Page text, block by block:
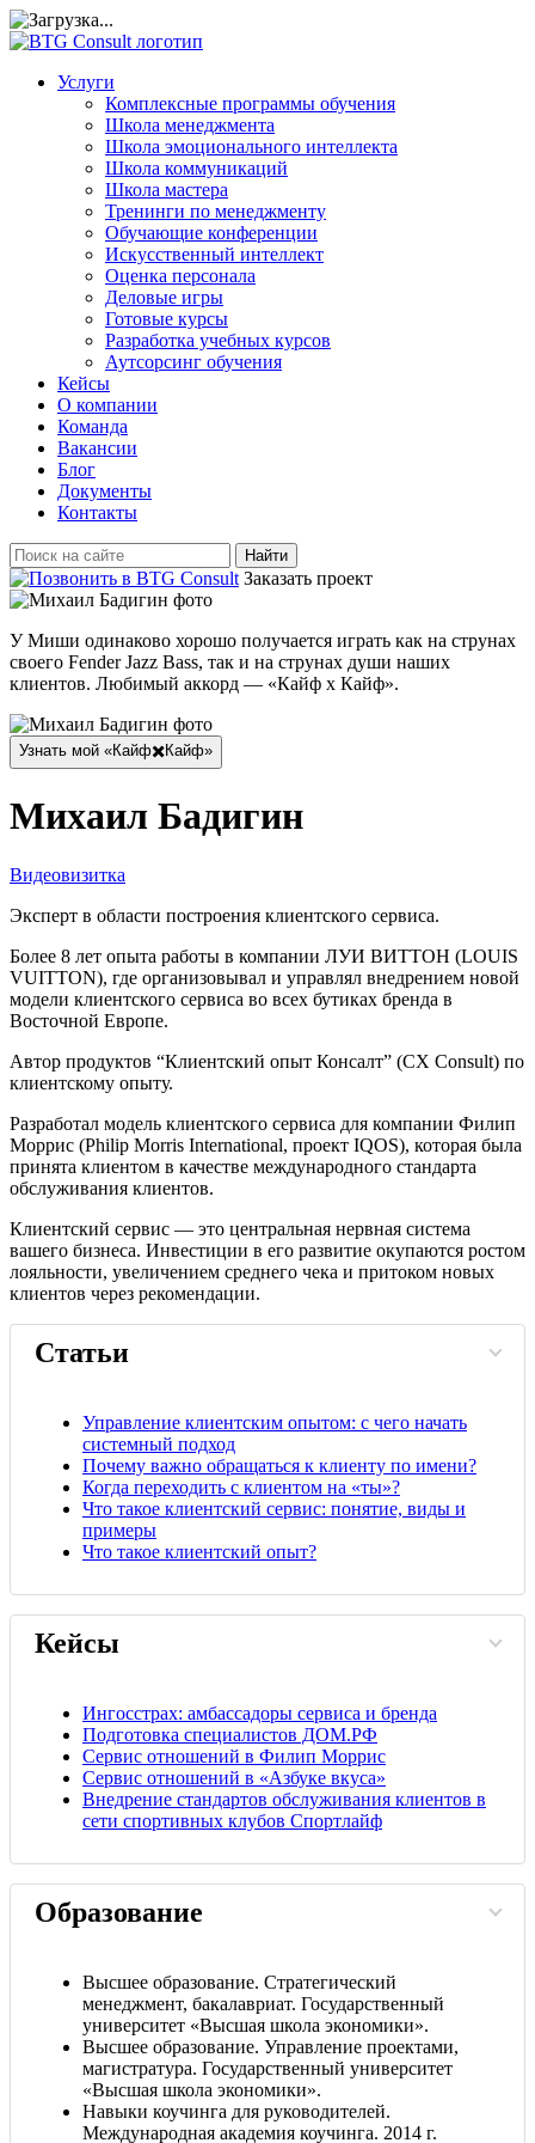
Услуги
Комплексные программы обучения
Школа менеджмента
Школа эмоционального интеллекта
Школа коммуникаций
Школа мастера
Тренинги по менеджменту
Обучающие конференции
Искусственный интеллект
Оценка персонала
Деловые игры
Готовые курсы
Разработка учебных курсов
Аутсорсинг обучения
Кейсы
О компании
Команда
Вакансии
Блог
Документы
Контакты
Найти:
Заказать проект
У Миши одинаково хорошо получается играть как на струнах
своего Fender Jazz Bass, так и на струнах души наших
клиентов. Любимый аккорд — «Кайф x Кайф».
Узнать мой «Кайф✖️Кайф»
Михаил Бадигин
Видеовизитка
Эксперт в области построения клиентского сервиса.
Более 8 лет опыта работы в компании ЛУИ ВИТТОН (LOUIS
VUITTON), где организовывал и управлял внедрением новой
модели клиентского сервиса во всех бутиках бренда в
Восточной Европе.
Автор продуктов “Клиентский опыт Консалт” (СХ Consult) по
клиентскому опыту.
Разработал модель клиентского сервиса для компании Филип
Моррис (Philip Morris International, проект IQOS), которая была
принята клиентом в качестве международного стандарта
обслуживания клиентов.
Клиентский сервис — это центральная нервная система
вашего бизнеса. Инвестиции в его развитие окупаются ростом
лояльности, увеличением среднего чека и притоком новых
клиентов через рекомендации.
Статьи
Управление клиентским опытом: с чего начать
системный подход
Почему важно обращаться к клиенту по имени?
Когда переходить с клиентом на «ты»?
Что такое клиентский сервис: понятие, виды и
примеры
Что такое клиентский опыт?
Кейсы
Ингосстрах: амбассадоры сервиса и бренда
Подготовка специалистов ДОМ.РФ
Сервис отношений в Филип Моррис
Сервис отношений в «Азбуке вкуса»
Внедрение стандартов обслуживания клиентов в
сети спортивных клубов Спортлайф
Образование
Высшее образование. Стратегический
менеджмент, бакалавриат. Государственный
университет «Высшая школа экономики».
Высшее образование. Управление проектами,
магистратура. Государственный университет
«Высшая школа экономики».
Навыки коучинга для руководителей.
Международная академия коучинга. 2014 г.